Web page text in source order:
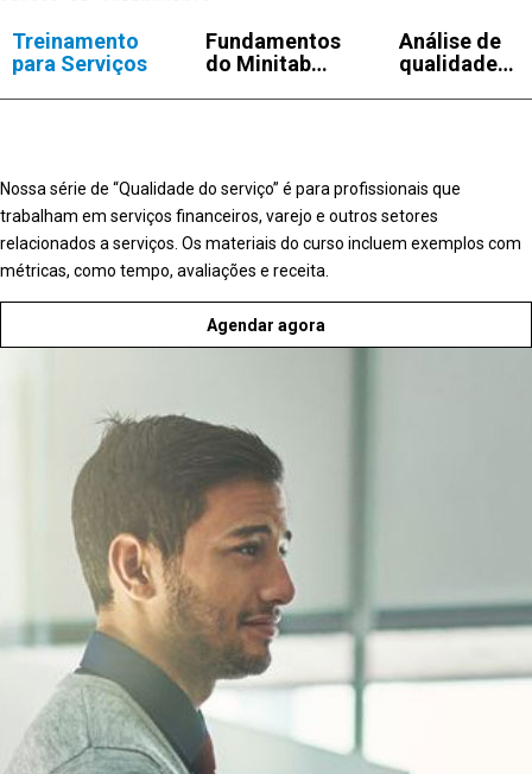
Treinamento
para Serviços
Fundamentos
do Minitab
Análise de
qualidade
Nossa série de “Qualidade do serviço” é para profissionais que
trabalham em serviços financeiros, varejo e outros setores
relacionados a serviços. Os materiais do curso incluem exemplos com
métricas, como tempo, avaliações e receita.
Agendar agora